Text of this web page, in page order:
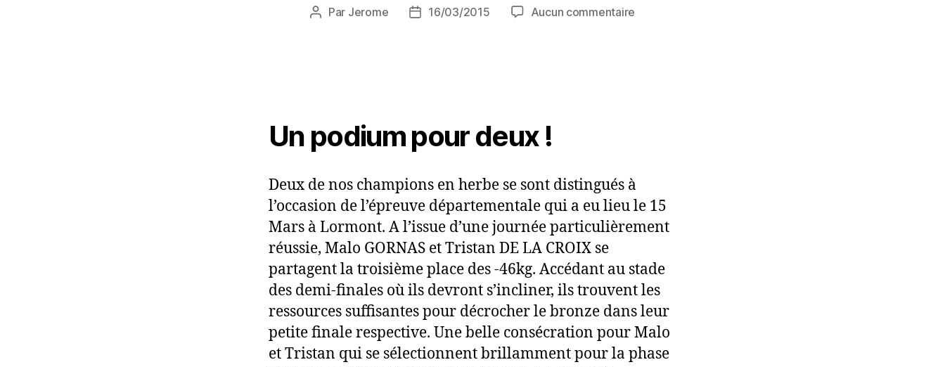
Par Jerome 16/03/2015 Aucun commentaire
Un podium pour deux !
Deux de nos champions en herbe se sont distingués à
l’occasion de l’épreuve départementale qui a eu lieu le 15
Mars à Lormont. A l’issue d’une journée particulièrement
réussie, Malo GORNAS et Tristan DE LA CROIX se
partagent la troisième place des -46kg. Accédant au stade
des demi-finales où ils devront s’incliner, ils trouvent les
ressources suffisantes pour décrocher le bronze dans leur
petite finale respective. Une belle consécration pour Malo
et Tristan qui se sélectionnent brillamment pour la phase